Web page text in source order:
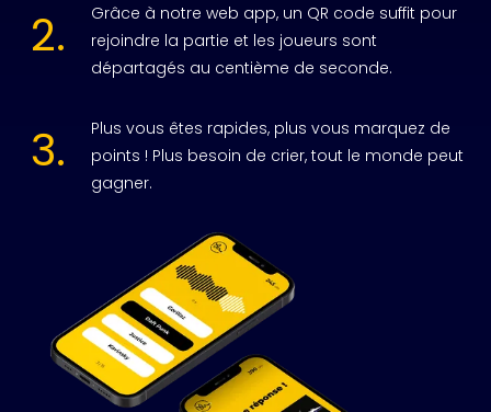
2.
Grâce à notre web app, un QR code suffit pour
rejoindre la partie et les joueurs sont
départagés au centième de seconde.
3.
Plus vous êtes rapides, plus vous marquez de
points ! Plus besoin de crier, tout le monde peut
gagner.